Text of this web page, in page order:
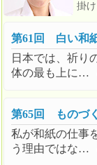
掛け
第61回 白い和
日本では、祈り
体の最も上に…
第65回 ものづ
私が和紙の仕事
う理由ではな…